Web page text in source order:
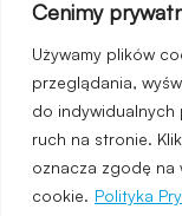
Cenimy
Używamy plików
przeglądania,
do indywidualnych
ruch na stronie.
oznacza zgodę na
cookie. Polityka